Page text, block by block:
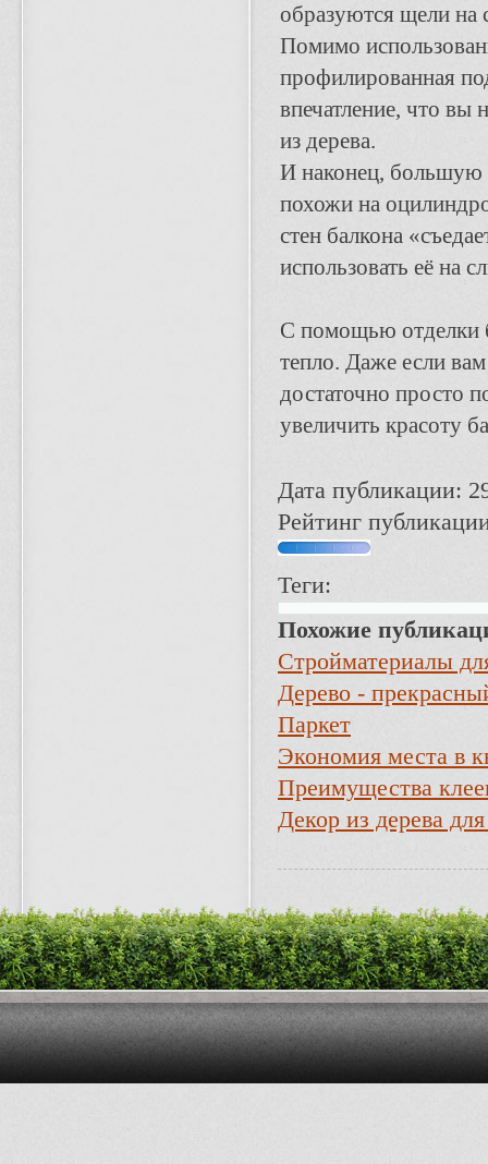
образуются щели на
Помимо
профилированная
впечатление, что вы
из дерева.
И наконец, большую
похожи на
стен балкона
использовать её на
С помощью отделки
тепло. Даже если
достаточно просто
увеличить красоту
Дата публикации:
Рейтинг
Теги:
Похожие
Стройматериалы
Дерево -
Паркет
Экономия места в
Преимущества
Декор из дерева